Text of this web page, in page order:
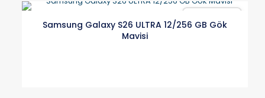
Samsung Galaxy S26 ULTRA 12/256 GB Gök
Mavisi